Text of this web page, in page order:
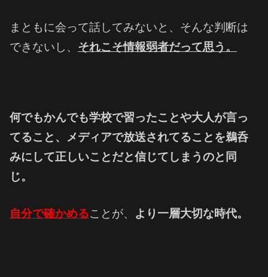
まともに会って話してみないと、そんな判断は
できないし、 それこそ情報弱者だって思う。
何でもかんでも学校で習ったことや大人が言っ
てること、 メディアで放送されてることを鵜呑
みにして正しいことだと信じてしまうのと同
じ。
自分で確かめることが、 より一層大切な時代。